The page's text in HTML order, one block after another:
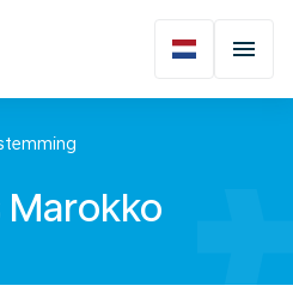
Marokko